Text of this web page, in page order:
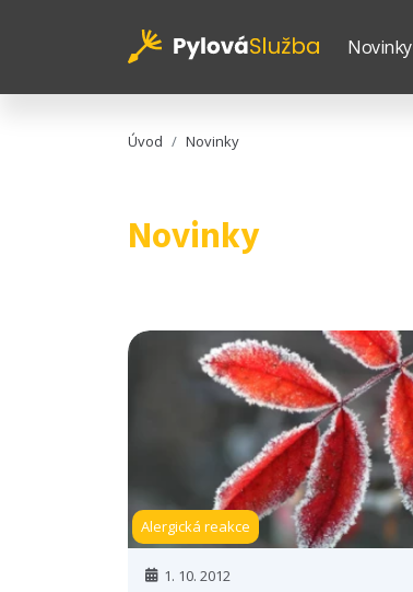
Novinky
Úvod Novinky
Novinky
Alergická reakce
1. 10. 2012